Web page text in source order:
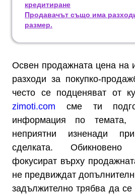
кредитиране
Продавачът също има
размер.
Освен продажната цена на
разходи за покупко-
често се подценяват от
zimoti.com сме ти
информация по темата,
неприятни изненади
сделката.
фокусират върху
не предвиждат
задължително трябва да се